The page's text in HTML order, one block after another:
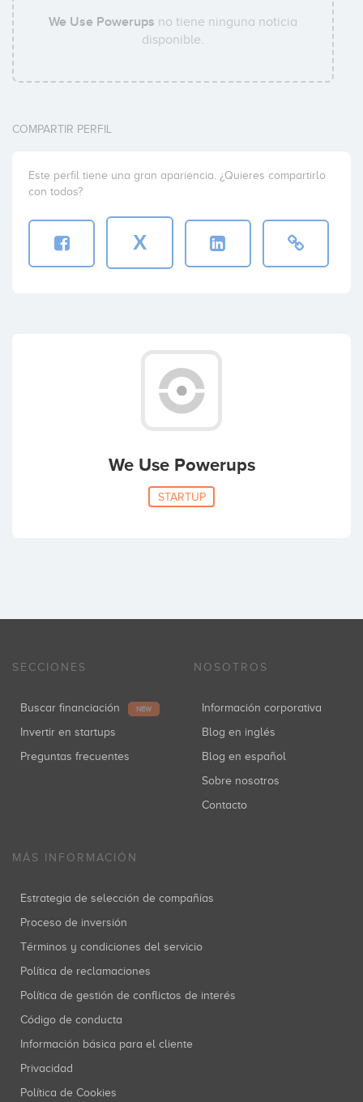
We Use Powerups no tiene ninguna noticia
disponible.
COMPARTIR PERFIL
Este perfil tiene una gran apariencia. ¿Quieres compartirlo
con todos?
X
We Use Powerups
STARTUP
SECCIONES
Buscar financiación NEW
Invertir en startups
Preguntas frecuentes
NOSOTROS
Información corporativa
Blog en inglés
Blog en español
Sobre nosotros
Contacto
MÁS INFORMACIÓN
Estrategia de selección de compañías
Proceso de inversión
Términos y condiciones del servicio
Política de reclamaciones
Política de gestión de conflictos de interés
Código de conducta
Información básica para el cliente
Privacidad
Política de Cookies